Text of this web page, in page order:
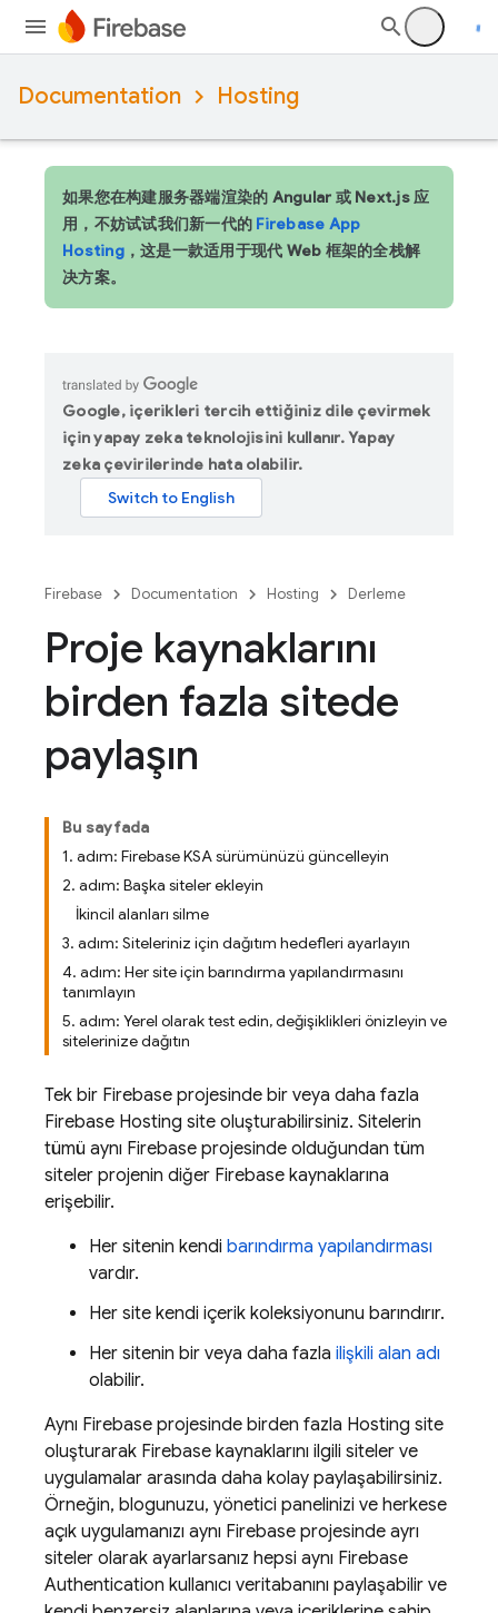
Documentation Hosting
如果您在构建服务器端渲染的 Angular 或 Next.js 应
用，不妨试试我们新一代的 Firebase App
Hosting，这是一款适用于现代 Web 框架的全栈解
决方案。
Google, içerikleri tercih ettiğiniz dile çevirmek
için yapay zeka teknolojisini kullanır. Yapay
zeka çevirilerinde hata olabilir.
Firebase Documentation Hosting Derleme
Proje kaynaklarını
birden fazla sitede
paylaşın
Bu sayfada
1. adım: Firebase KSA sürümünüzü güncelleyin
2. adım: Başka siteler ekleyin
İkincil alanları silme
3. adım: Siteleriniz için dağıtım hedefleri ayarlayın
4. adım: Her site için barındırma yapılandırmasını
tanımlayın
5. adım: Yerel olarak test edin, değişiklikleri önizleyin ve
sitelerinize dağıtın
Tek bir Firebase projesinde bir veya daha fazla
Firebase Hosting site oluşturabilirsiniz. Sitelerin
tümü aynı Firebase projesinde olduğundan tüm
siteler projenin diğer Firebase kaynaklarına
erişebilir.
Her sitenin kendi barındırma yapılandırması
vardır.
Her site kendi içerik koleksiyonunu barındırır.
Her sitenin bir veya daha fazla ilişkili alan adı
olabilir.
Aynı Firebase projesinde birden fazla Hosting site
oluşturarak Firebase kaynaklarını ilgili siteler ve
uygulamalar arasında daha kolay paylaşabilirsiniz.
Örneğin, blogunuzu, yönetici panelinizi ve herkese
açık uygulamanızı aynı Firebase projesinde ayrı
siteler olarak ayarlarsanız hepsi aynı Firebase
Authentication kullanıcı veritabanını paylaşabilir ve